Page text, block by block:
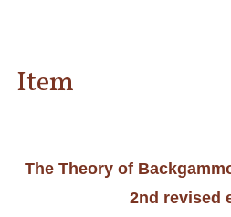
Item
The Theory of
2nd revised